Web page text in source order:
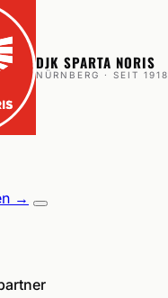
DJK SPARTA NORIS
NÜRNBERG · SEIT 1918
→